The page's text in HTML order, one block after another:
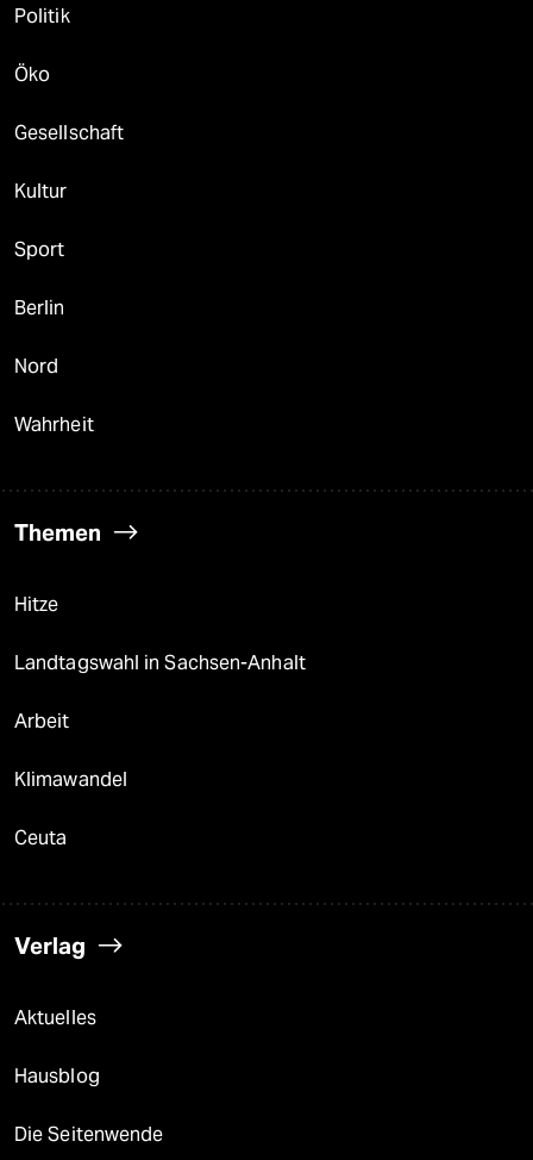
Politik
Öko
Gesellschaft
Kultur
Sport
Berlin
Nord
Wahrheit
Themen
Hitze
Landtagswahl in Sachsen-Anhalt
Arbeit
Klimawandel
Ceuta
Verlag
Aktuelles
Hausblog
Die Seitenwende